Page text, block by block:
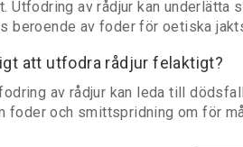
Utfodring av rådjur kan
beroende av foder för oetiska
att utfodra rådjur felaktigt?
av rådjur kan leda till
foder och smittspridning om för